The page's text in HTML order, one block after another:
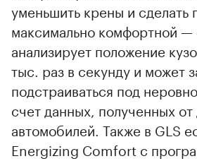
уменьшить крены и сделать
максимально комфортной —
анализирует положение
тыс. раз в секунду и может
подстраиваться под
счет данных, полученных от
автомобилей. Также в GLS
Energizing Comfort с